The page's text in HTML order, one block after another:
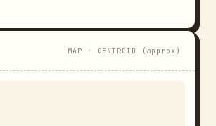
MAP · CENTROID (approx)